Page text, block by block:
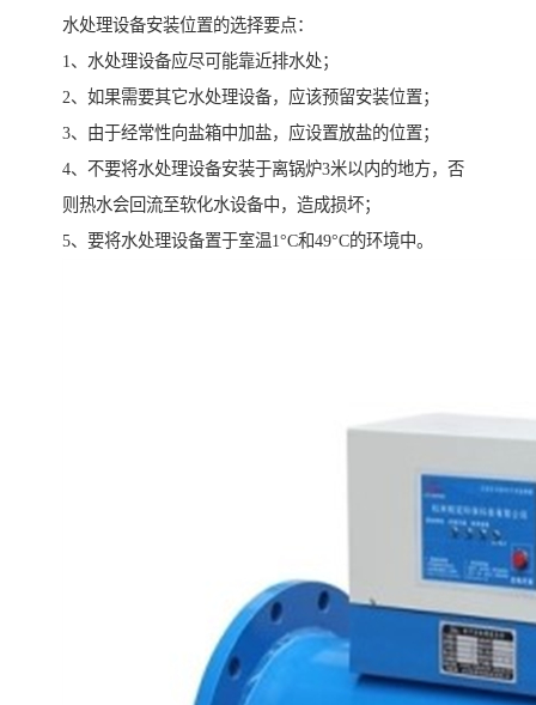
水处理设备安装位置的选择要点：
1、水处理设备应尽可能靠近排水处；
2、如果需要其它水处理设备，应该预留安装位置；
3、由于经常性向盐箱中加盐，应设置放盐的位置；
4、不要将水处理设备安装于离锅炉3米以内的地方，否
则热水会回流至软化水设备中，造成损坏；
5、要将水处理设备置于室温1°C和49°C的环境中。